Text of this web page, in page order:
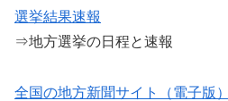
選挙結果速報
⇒地方選挙の日程と速報
全国の地方新聞サイト（電子版）